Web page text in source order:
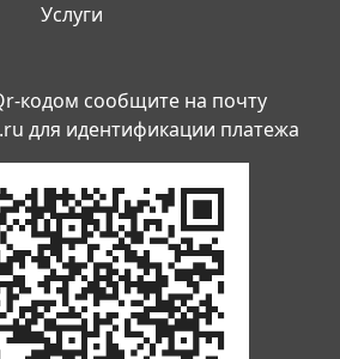
Услуги
кодом сообщите на почту
для идентификации платежа